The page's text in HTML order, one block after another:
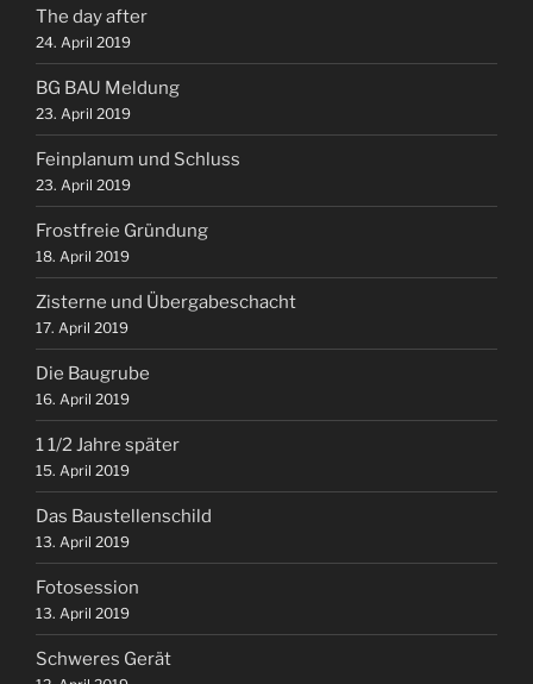
The day after
24. April 2019
BG BAU Meldung
23. April 2019
Feinplanum und Schluss
23. April 2019
Frostfreie Gründung
18. April 2019
Zisterne und Übergabeschacht
17. April 2019
Die Baugrube
16. April 2019
1 1/2 Jahre später
15. April 2019
Das Baustellenschild
13. April 2019
Fotosession
13. April 2019
Schweres Gerät